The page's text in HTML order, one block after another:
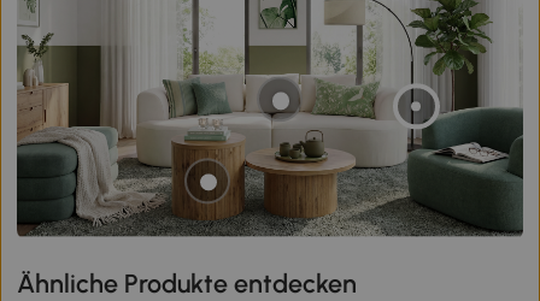
Ähnliche Produkte entdecken